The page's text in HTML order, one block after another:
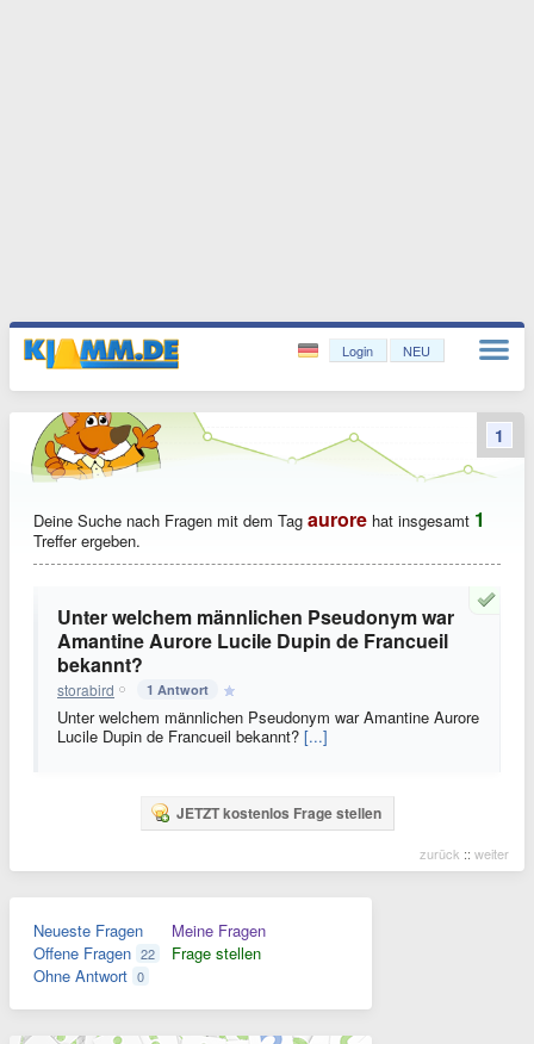
Login NEU
Deine Suche nach Fragen mit dem Tag aurore hat insgesamt 1
Treffer ergeben.
Unter welchem männlichen Pseudonym war
Amantine Aurore Lucile Dupin de Francueil
bekannt?
storabird 1 Antwort
Unter welchem männlichen Pseudonym war Amantine Aurore
Lucile Dupin de Francueil bekannt? [...]
JETZT kostenlos Frage stellen
zurück :: weiter
1
Neueste Fragen
Offene Fragen 22
Ohne Antwort 0
Meine Fragen
Frage stellen